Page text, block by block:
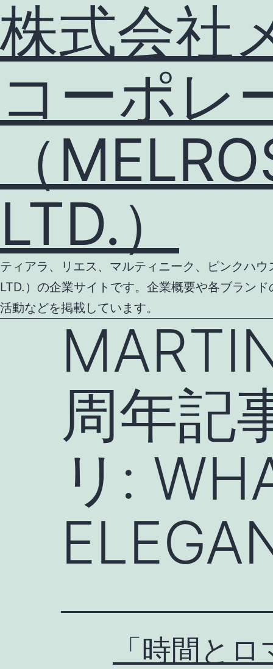
株式会社
コーポレ
（
LTD.）
ティアラ、リエス、マルティニーク、ピンクハ
LTD.）の企業サイトです。企業概要や各ブラン
活動などを掲載しています。
周年記
リ:
「時間と